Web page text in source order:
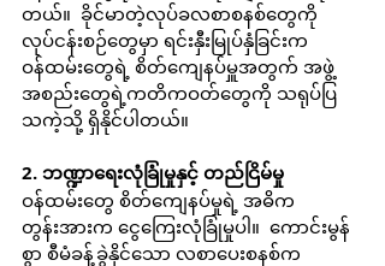
တယ်။  ခိုင်မာတဲ့လုပ်ခလစာစနစ်တွေကို
လုပ်ငန်းစဉ်တွေမှာ ရင်းနှီးမြုပ်နှံခြင်းက
ဝန်ထမ်းတွေရဲ့ စိတ်ကျေနပ်မှူအတွက် အဖွဲ့
အစည်းတွေရဲ့ကတိကဝတ်တွေကို သရုပ်ပြ
သကဲ့သို့ ရှိနိုင်ပါတယ်။
2. ဘဏ္ဍာရေးလုံခြုံမှုနှင့် တည်ငြိမ်မှု
ဝန်ထမ်းတွေ စိတ်ကျေနပ်မှုရဲ့ အဓိက
တွန်းအားက ငွေကြေးလုံခြုံမှုပါ။  ကောင်းမွန်
စွာ စီမံခန့်ခွဲနိုင်သော လစာပေးစနစ်က